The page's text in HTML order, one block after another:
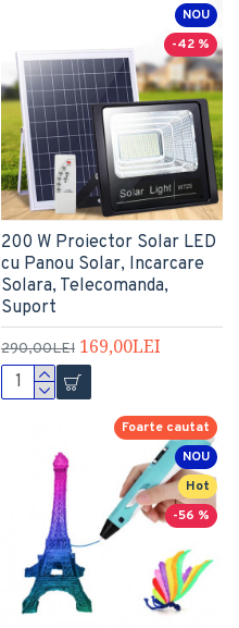
NOU
-42 %
200 W Proiector Solar LED
cu Panou Solar, Incarcare
Solara, Telecomanda,
Suport
290,00LEI 169,00LEI
NOU
Hot
Foarte cautat
-56 %